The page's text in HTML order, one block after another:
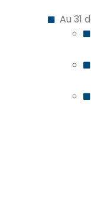
Au 31